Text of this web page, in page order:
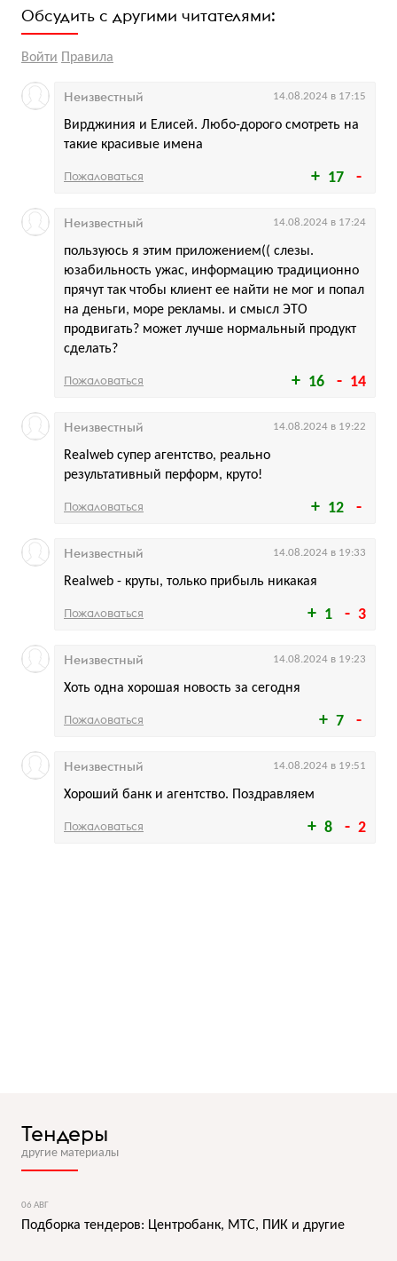
Обсудить с другими читателями:
Войти Правила
17
Вирджиния и Елисей. Любо-дорого смотреть на
такие красивые имена
Неизвестный 14.08.2024 в 17:15
Пожаловаться
16 14
пользуюсь я этим приложением(( слезы.
юзабильность ужас, информацию традиционно
прячут так чтобы клиент ее найти не мог и попал
на деньги, море рекламы. и смысл ЭТО
продвигать? может лучше нормальный продукт
сделать?
Неизвестный 14.08.2024 в 17:24
Пожаловаться
12
Realweb супер агентство, реально
результативный перформ, круто!
Неизвестный 14.08.2024 в 19:22
Пожаловаться
1 3
Realweb - круты, только прибыль никакая
Неизвестный 14.08.2024 в 19:33
Пожаловаться
7
Хоть одна хорошая новость за сегодня
Неизвестный 14.08.2024 в 19:23
Пожаловаться
8 2
Хороший банк и агентство. Поздравляем
Неизвестный 14.08.2024 в 19:51
Пожаловаться
Тендеры
другие материалы
06 АВГ
Подборка тендеров: Центробанк, МТС, ПИК и другие